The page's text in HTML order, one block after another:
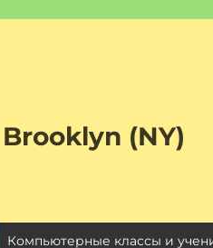
(NY)
Компьютерные классы и